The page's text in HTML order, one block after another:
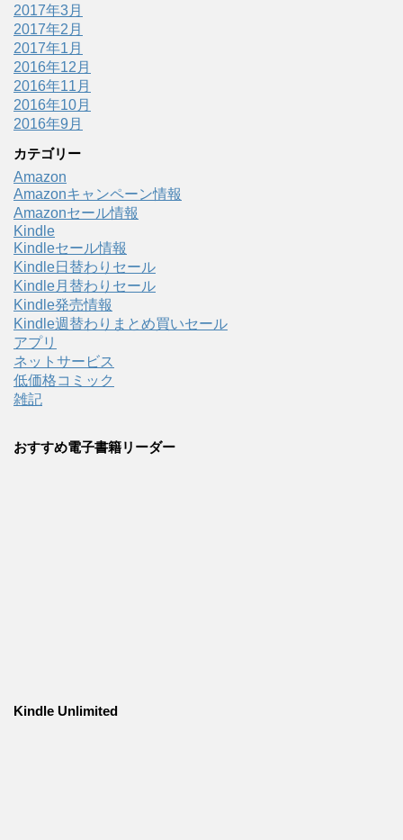
2017年3月
2017年2月
2017年1月
2016年12月
2016年11月
2016年10月
2016年9月
カテゴリー
Amazon
Amazonキャンペーン情報
Amazonセール情報
Kindle
Kindleセール情報
Kindle日替わりセール
Kindle月替わりセール
Kindle発売情報
Kindle週替わりまとめ買いセール
アプリ
ネットサービス
低価格コミック
雑記
おすすめ電子書籍リーダー
Kindle Unlimited